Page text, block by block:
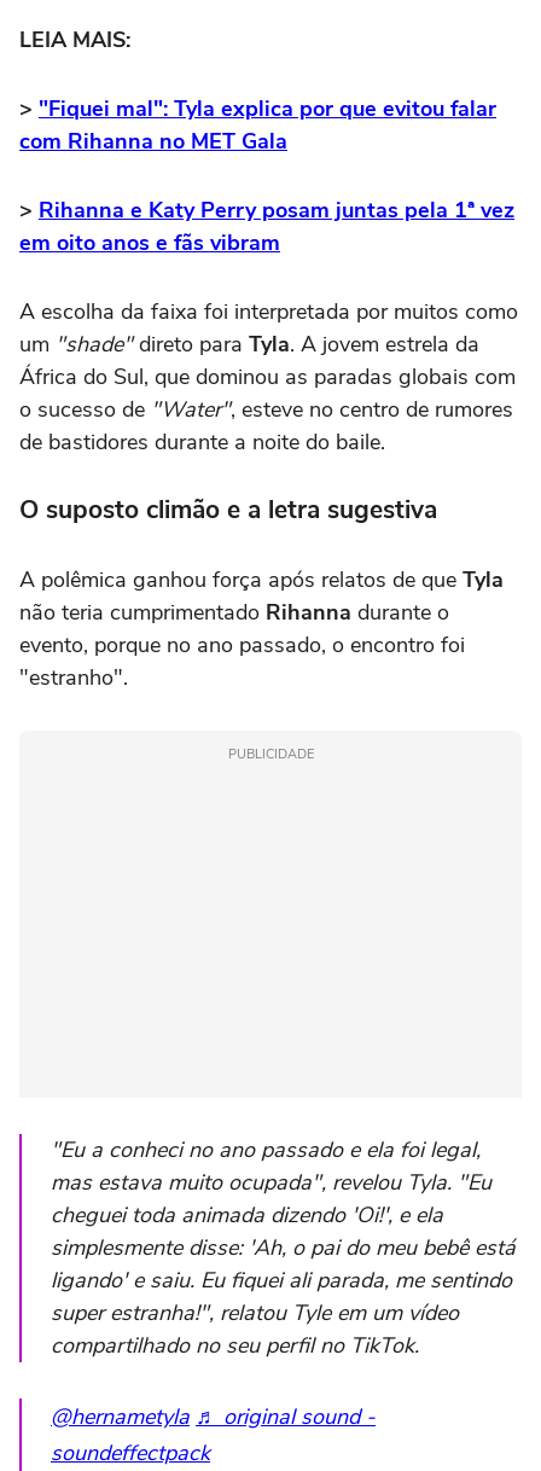
LEIA MAIS:
> "Fiquei mal": Tyla explica por que evitou falar
com Rihanna no MET Gala
> Rihanna e Katy Perry posam juntas pela 1ª vez
em oito anos e fãs vibram
A escolha da faixa foi interpretada por muitos como
um "shade"direto para Tyla. A jovem estrela da
África do Sul, que dominou as paradas globais com
o sucesso de "Water", esteve no centro de rumores
de bastidores durante a noite do baile.
O suposto climão e a letra sugestiva
A polêmica ganhou força após relatos de que Tyla
não teria cumprimentado Rihanna durante o
evento, porque no ano passado, o encontro foi
"estranho".
PUBLICIDADE
"Eu a conheci no ano passado e ela foi legal,
mas estava muito ocupada", revelou Tyla. "Eu
cheguei toda animada dizendo 'Oi!', e ela
simplesmente disse: 'Ah, o pai do meu bebê está
ligando' e saiu. Eu fiquei ali parada, me sentindo
super estranha!", relatou Tyle em um vídeo
compartilhado no seu perfil no TikTok.
@hernametyla ♬ original sound -
soundeffectpack